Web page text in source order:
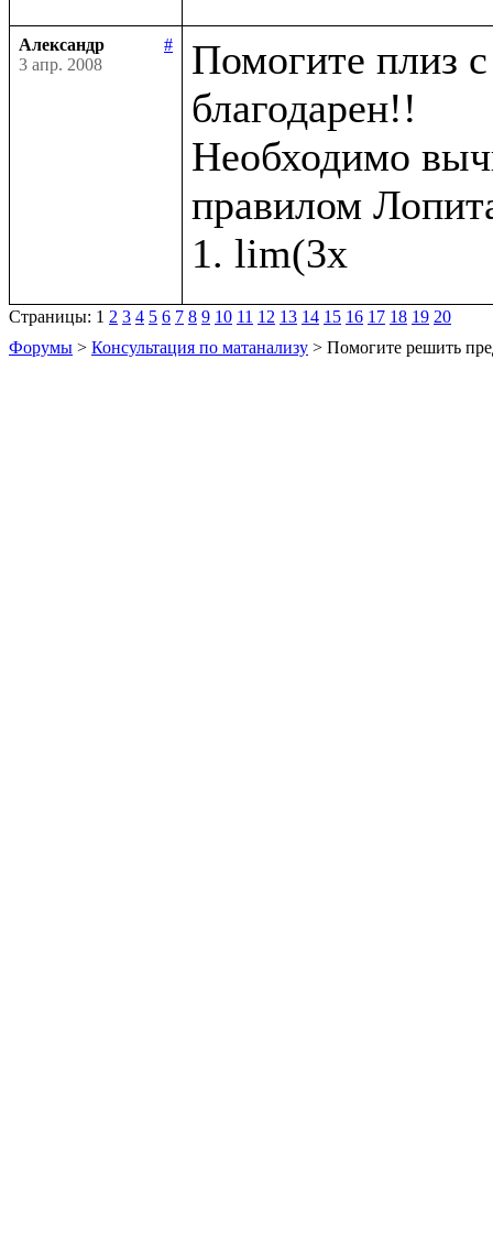
Александр
#
3 апр. 2008
Помогите плиз
благодарен!!
Необходимо
правилом
Страницы: 1 2 3 4 5 6 7 8 9 10 11 12 13 14 15 16 17 18 19 20
Форумы > Консультация по матанализу > Помогите решить